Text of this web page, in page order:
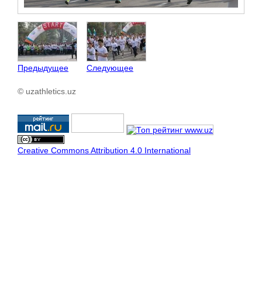
Предыдущее Следующее
© uzathletics.uz
Creative Commons Attribution 4.0 International